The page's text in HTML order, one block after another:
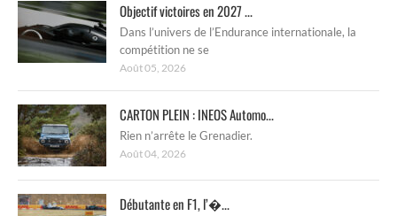
Objectif victoires en 2027 ...
Dans l’univers de l’Endurance internationale, la
compétition ne se
Août 05, 2026
CARTON PLEIN : INEOS Automo...
Rien n’arrête le Grenadier.
Août 04, 2026
Débutante en F1, l’�...